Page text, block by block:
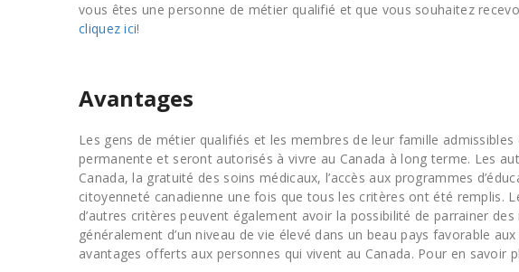
vous êtes une personne de métier qualifié et que vous souhaitez
cliquez ici!
Avantages
Les gens de métier qualifiés et les membres de leur famille
permanente et seront autorisés à vivre au Canada à long terme. Les
Canada, la gratuité des soins médicaux, l’accès aux programmes
citoyenneté canadienne une fois que tous les critères ont été remplis.
d’autres critères peuvent également avoir la possibilité de parrainer
généralement d’un niveau de vie élevé dans un beau pays favorable
avantages offerts aux personnes qui vivent au Canada. Pour en savoir